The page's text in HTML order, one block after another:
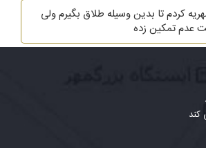
کردم تا بدین وسیله طلاق بگیرم ولی
عدم تمکین زده
کند